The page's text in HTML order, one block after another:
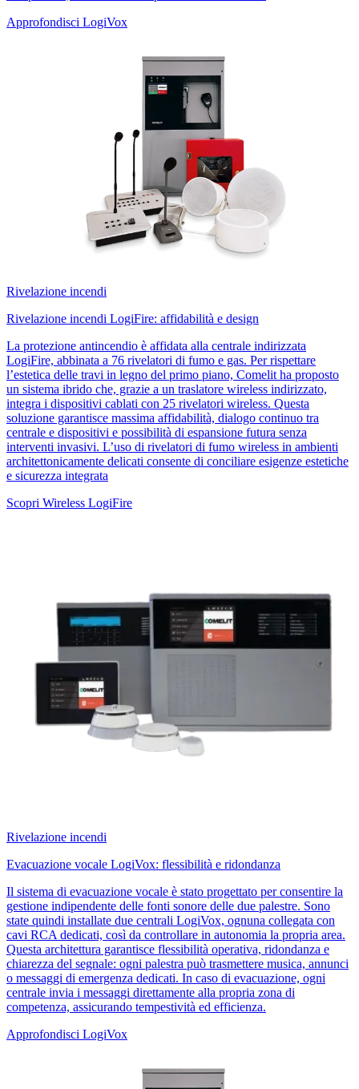
Approfondisci LogiVox
Rivelazione incendi
Rivelazione incendi LogiFire: affidabilità e design
La protezione antincendio è affidata alla centrale indirizzata
LogiFire, abbinata a 76 rivelatori di fumo e gas. Per rispettare
l’estetica delle travi in legno del primo piano, Comelit ha proposto
un sistema ibrido che, grazie a un traslatore wireless indirizzato,
integra i dispositivi cablati con 25 rivelatori wireless. Questa
soluzione garantisce massima affidabilità, dialogo continuo tra
centrale e dispositivi e possibilità di espansione futura senza
interventi invasivi. L’uso di rivelatori di fumo wireless in ambienti
architettonicamente delicati consente di conciliare esigenze estetiche
e sicurezza integrata
Scopri Wireless LogiFire
Rivelazione incendi
Evacuazione vocale LogiVox: flessibilità e ridondanza
Il sistema di evacuazione vocale è stato progettato per consentire la
gestione indipendente delle fonti sonore delle due palestre. Sono
state quindi installate due centrali LogiVox, ognuna collegata con
cavi RCA dedicati, così da controllare in autonomia la propria area.
Questa architettura garantisce flessibilità operativa, ridondanza e
chiarezza del segnale: ogni palestra può trasmettere musica, annunci
o messaggi di emergenza dedicati. In caso di evacuazione, ogni
centrale invia i messaggi direttamente alla propria zona di
competenza, assicurando tempestività ed efficienza.
Approfondisci LogiVox